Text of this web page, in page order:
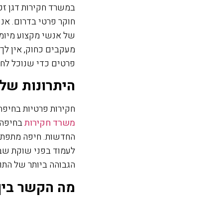
במשרד חקירות דגן
חוקר פרטי בדרום.
מעקבים כחוק, אין
פרטים כדי שנוכל
היתרונות
חקירות פרטיות
משרד חקירות
החדשות. חיפה
לעמוד בפני שוקת
הגבוהה ביותר של
מה הקשר